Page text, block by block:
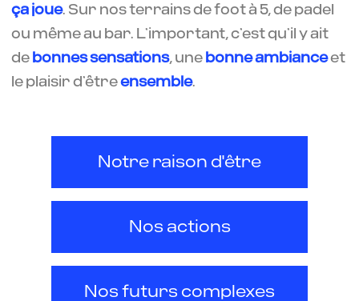
ça joue. Sur nos terrains de foot à 5, de padel
ou même au bar. L’important, c’est qu’il y ait
de bonnes sensations, une bonne ambianceet
le plaisir d’êtreensemble.
Notre raison d'être
Nos actions
Nos futurs complexes